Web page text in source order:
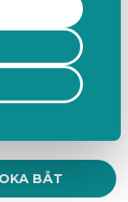
vid fint
BÅT